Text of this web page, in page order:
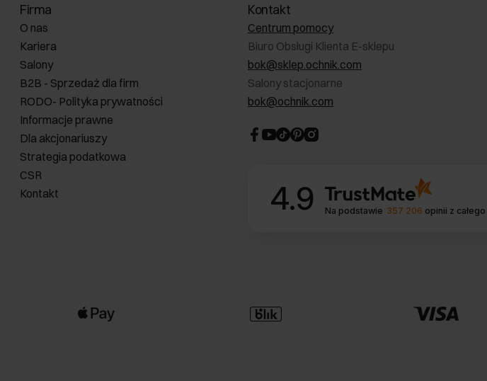
Firma
O nas
Kariera
Salony
B2B - Sprzedaż dla firm
RODO- Polityka prywatności
Informacje prawne
Dla akcjonariuszy
Strategia podatkowa
CSR
Kontakt
Kontakt
Centrum pomocy
Biuro Obsługi Klienta E-sklepu
bok@sklep.ochnik.com
Salony stacjonarne
bok@ochnik.com
4.9 Na podstawie 357 206 opinii z